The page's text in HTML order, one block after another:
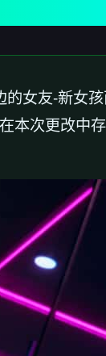
女友-新女
本次更改中